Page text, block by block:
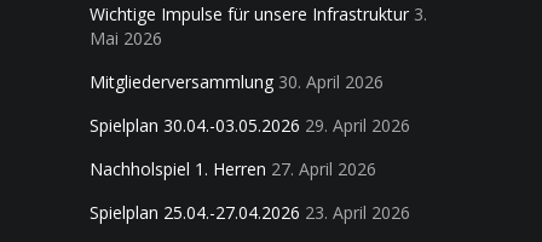
Wichtige Impulse für unsere Infrastruktur 3.
Mai 2026
Mitgliederversammlung 30. April 2026
Spielplan 30.04.-03.05.2026 29. April 2026
Nachholspiel 1. Herren 27. April 2026
Spielplan 25.04.-27.04.2026 23. April 2026